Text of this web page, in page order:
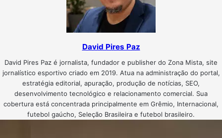
David Pires Paz
David Pires Paz é jornalista, fundador e publisher do Zona Mista, site
jornalístico esportivo criado em 2019. Atua na administração do portal,
estratégia editorial, apuração, produção de notícias, SEO,
desenvolvimento tecnológico e relacionamento comercial. Sua
cobertura está concentrada principalmente em Grêmio, Internacional,
futebol gaúcho, Seleção Brasileira e futebol brasileiro.